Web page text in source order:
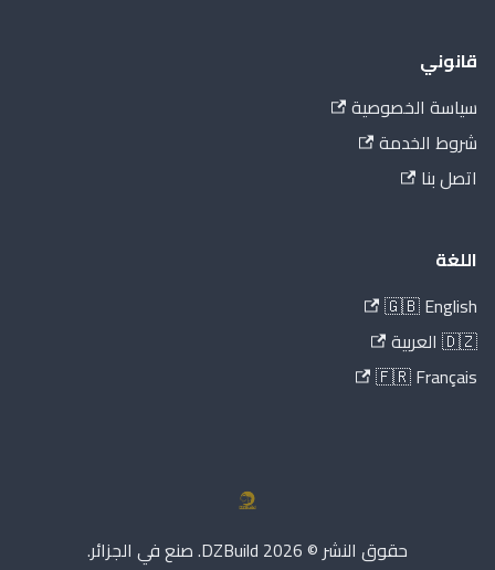
قانوني
سياسة الخصوصية
شروط الخدمة
اتصل بنا
اللغة
🇬🇧 English
🇩🇿 العربية
🇫🇷 Français
حقوق النشر © 2026 DZBuild. صنع في الجزائر.